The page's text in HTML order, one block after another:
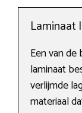
Laminaat
Een van
laminaat
verlijmde
materiaal